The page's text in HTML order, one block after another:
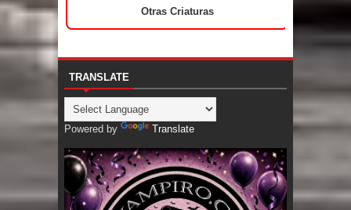
Otras Criaturas
TRANSLATE
Powered by Translate